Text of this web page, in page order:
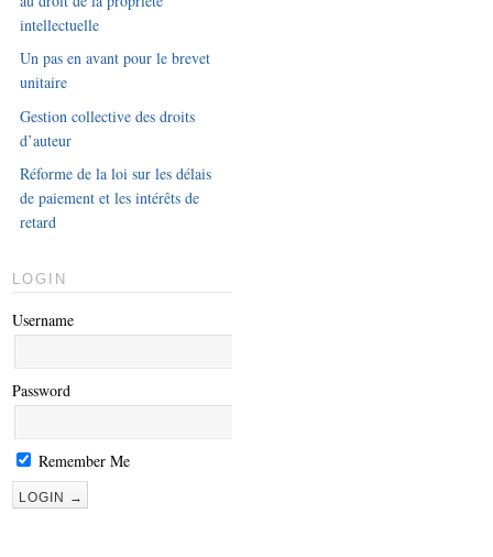
intellectuelle
Un pas en avant pour le brevet
unitaire
Gestion collective des droits
d’auteur
Réforme de la loi sur les délais
de paiement et les intérêts de
retard
LOGIN
Username
Password
Remember Me